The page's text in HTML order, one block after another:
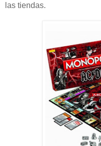
las tiendas.